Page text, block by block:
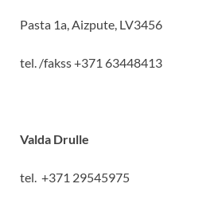
Pasta 1a, Aizpute, LV3456
tel. /fakss +371 63448413
Valda Drulle
tel. +371 29545975